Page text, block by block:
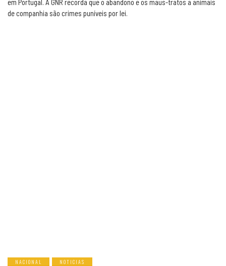
em Portugal. A GNR recorda que o abandono e os maus-tratos a animais
de companhia são crimes puníveis por lei.
NACIONAL NOTICIAS